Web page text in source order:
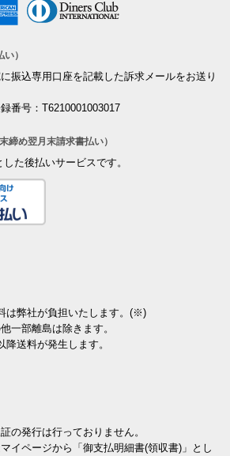
い）
振込専用口座を記載した訴求メールをお送り
番号：T6210001003017
末締め翌月末請求書払い）
た後払いサービスです。
は弊社が負担いたします。(※)
一部離島は除きます。
送料が発生します。
の発行は行っておりません。
イページから「御支払明細書(領収書)」とし